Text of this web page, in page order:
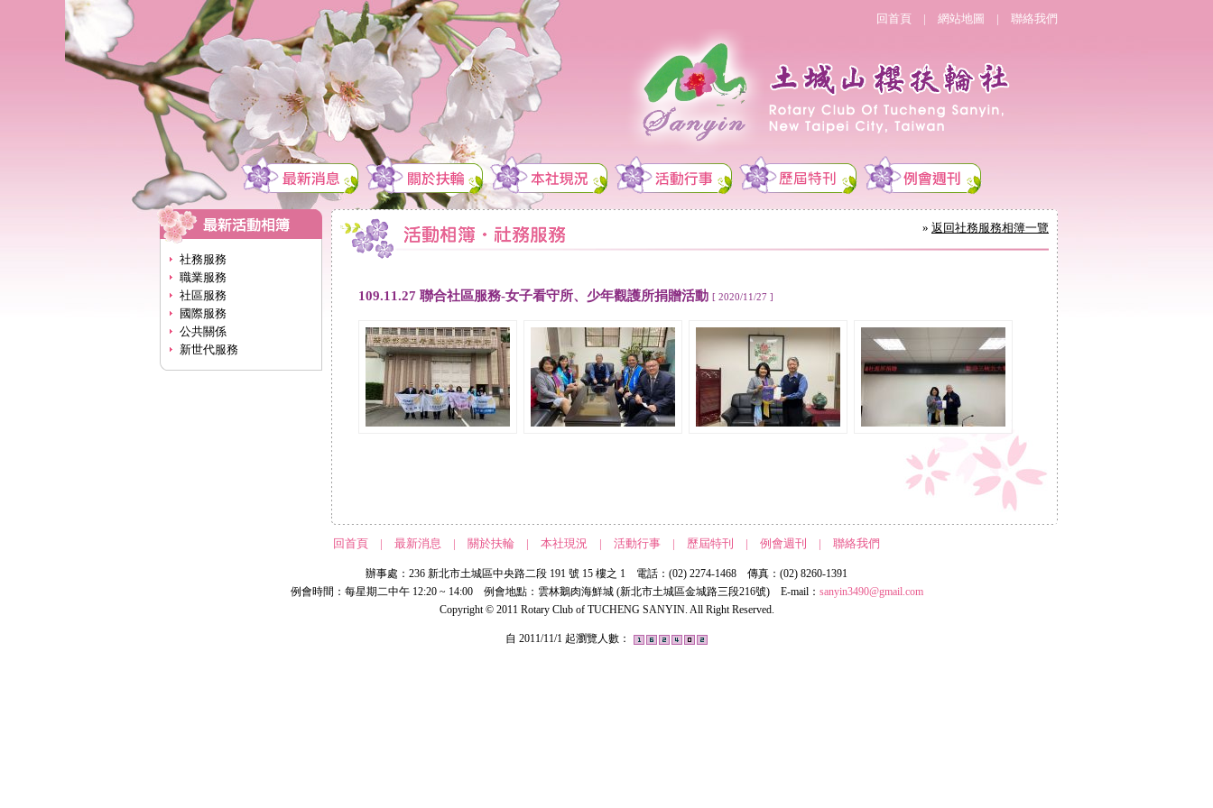
回首頁 | 網站地圖 | 聯絡我們
社務服務
職業服務
社區服務
國際服務
公共關係
新世代服務
» 返回社務服務相簿一覽
109.11.27 聯合社區服務-女子看守所、少年觀護所捐贈活動 [ 2020/11/27 ]
回首頁 | 最新消息 | 關於扶輪 | 本社現況 | 活動行事 | 歷屆特刊 | 例會週刊 | 聯絡我們
辦事處：236 新北市土城區中央路二段 191 號 15 樓之 1 電話：(02) 2274-1468 傳真：(02) 8260-1391
例會時間：每星期二中午 12:20 ~ 14:00 例會地點：雲林鵝肉海鮮城 (新北市土城區金城路三段216號) E-mail： sanyin3490@gmail.com
Copyright © 2011 Rotary Club of TUCHENG SANYIN. All Right Reserved.
自 2011/11/1 起瀏覽人數：